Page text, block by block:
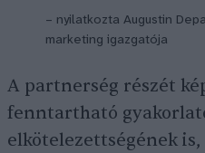
– nyilatkozta Augustin
marketing igazgatója
A partnerség részét
fenntartható
elkötelezettségének